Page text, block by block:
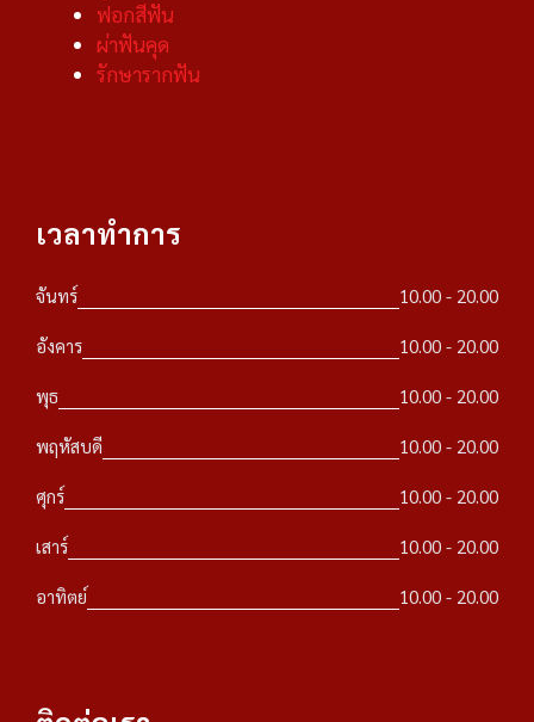
ฟอกสีฟัน
ผ่าฟันคุด
รักษารากฟัน
เวลาทำการ
จันทร์ 10.00 - 20.00
อังคาร 10.00 - 20.00
พุธ 10.00 - 20.00
พฤหัสบดี 10.00 - 20.00
ศุกร์ 10.00 - 20.00
เสาร์ 10.00 - 20.00
อาทิตย์ 10.00 - 20.00